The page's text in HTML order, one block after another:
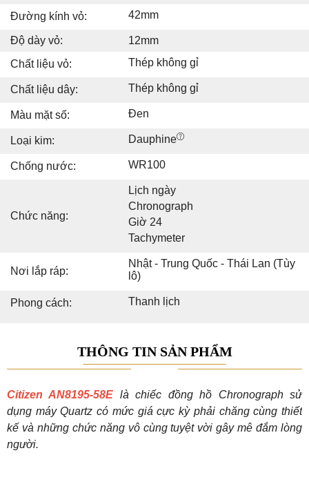
Đường kính vỏ: 42mm
Độ dày vỏ:
12mm
Chất liệu vỏ:
Thép không gỉ
Chất liệu dây: Thép không gỉ
Màu mặt số: Đen
Loại kim: Dauphine
Chống nước: WR100
Chức năng:
Lịch ngày
Chronograph
Giờ 24
Tachymeter
Nơi lắp ráp:
Nhật - Trung Quốc - Thái Lan (Tùy
lô)
Phong cách: Thanh lịch
THÔNG TIN SẢN PHẨM
Citizen AN8195-58E là chiếc đồng hồ Chronograph sử
dụng máy Quartz có mức giá cực kỳ phải chăng cùng thiết
kế và những chức năng vô cùng tuyệt vời gây mê đắm lòng
người.